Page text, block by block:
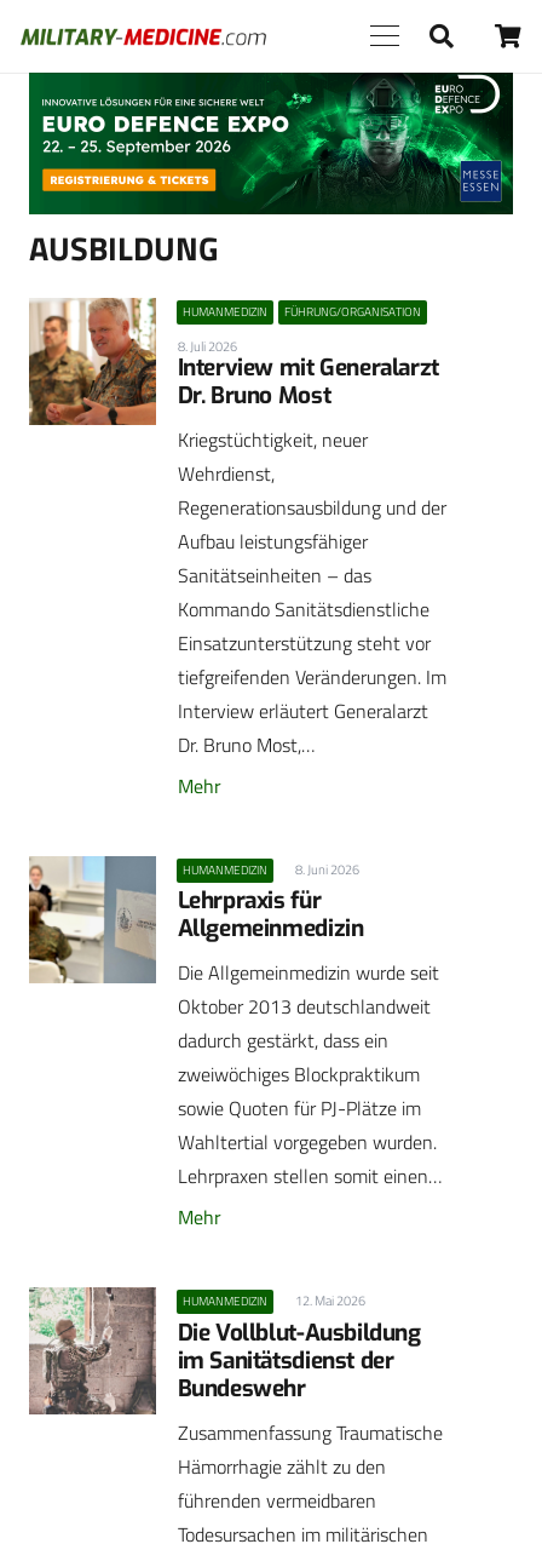
Anzeige
AUSBILDUNG
HUMANMEDIZIN FÜHRUNG/ORGANISATION
8. Juli 2026
Interview mit Generalarzt
Dr. Bruno Most
Kriegstüchtigkeit, neuer
Wehrdienst,
Regenerationsausbildung und der
Aufbau leistungsfähiger
Sanitätseinheiten – das
Kommando Sanitätsdienstliche
Einsatzunterstützung steht vor
tiefgreifenden Veränderungen. Im
Interview erläutert Generalarzt
Dr. Bruno Most,…
Mehr
HUMANMEDIZIN 8. Juni 2026
Lehrpraxis für
Allgemeinmedizin
Die Allgemeinmedizin wurde seit
Oktober 2013 deutschlandweit
dadurch gestärkt, dass ein
zweiwöchiges Blockpraktikum
sowie Quoten für PJ-Plätze im
Wahltertial vorgegeben wurden.
Lehrpraxen stellen somit einen…
Mehr
HUMANMEDIZIN 12. Mai 2026
Die Vollblut-Ausbildung
im Sanitätsdienst der
Bundeswehr
Zusammenfassung Traumatische
Hämorrhagie zählt zu den
führenden vermeidbaren
Todesursachen im militärischen